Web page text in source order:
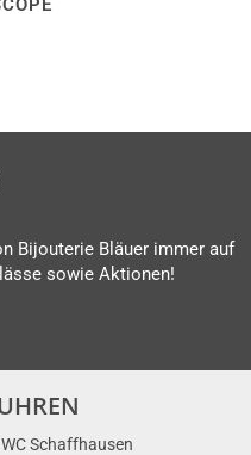
Bijouterie Bläuer immer auf
sowie Aktionen!
Schaffhausen